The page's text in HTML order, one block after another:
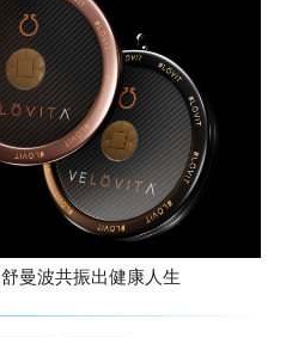
婕斯 推出健康調頻好幫手 舒曼波共振出健康人生